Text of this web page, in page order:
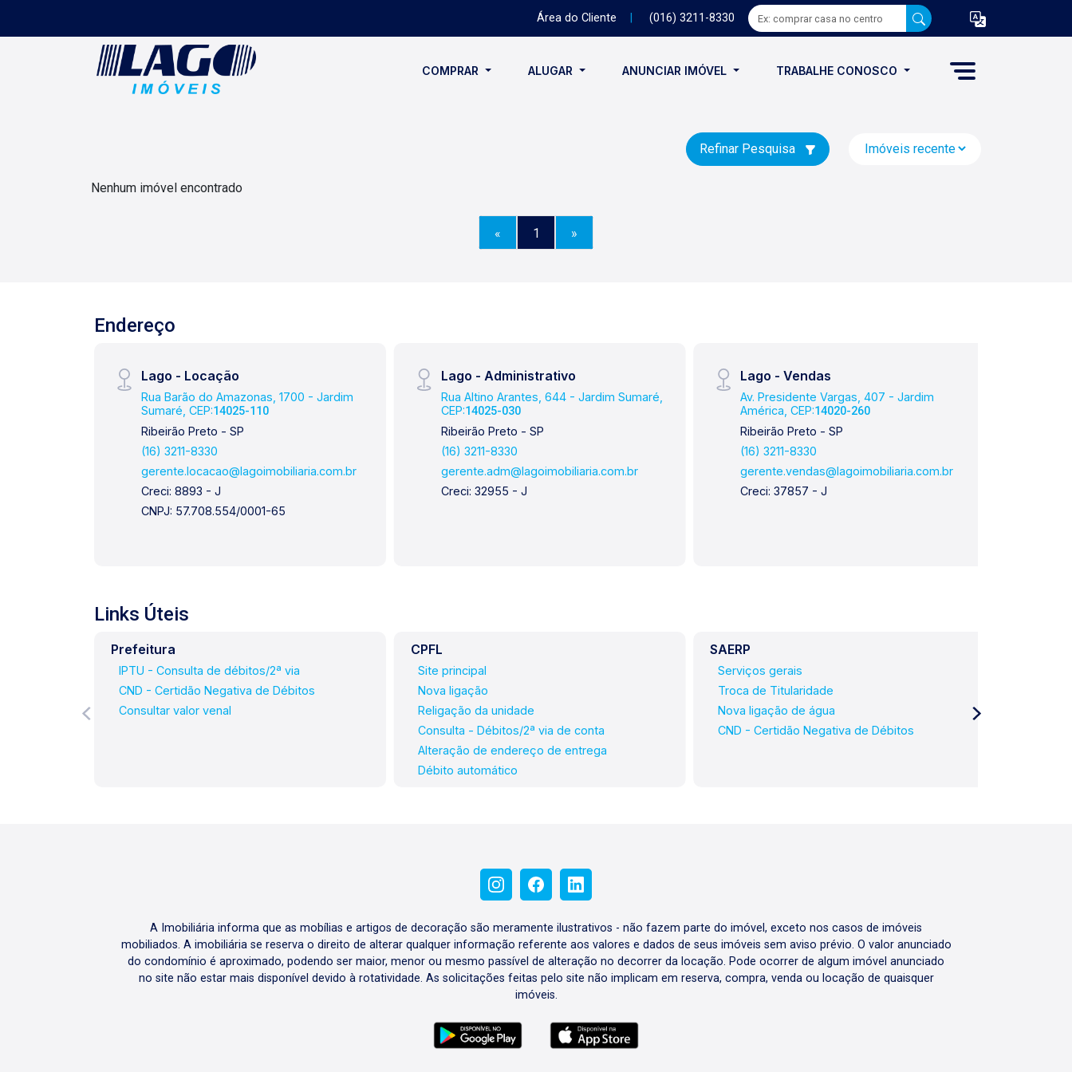
Área do Cliente (016) 3211-8330
COMPRAR ALUGAR ANUNCIAR IMÓVEL TRABALHE CONOSCO
Refinar Pesquisa
Nenhum imóvel encontrado
« 1 »
Endereço
Lago - Locação
Rua Barão do Amazonas, 1700 - Jardim
Sumaré, CEP:14025-110
Ribeirão Preto - SP
(16) 3211-8330
gerente.locacao@lagoimobiliaria.com.br
Creci: 8893 - J
CNPJ: 57.708.554/0001-65
Lago - Administrativo
Rua Altino Arantes, 644 - Jardim Sumaré,
CEP:14025-030
Ribeirão Preto - SP
(16) 3211-8330
gerente.adm@lagoimobiliaria.com.br
Creci: 32955 - J
Lago - Vendas
Av. Presidente Vargas, 407 - Jardim
América, CEP:14020-260
Ribeirão Preto - SP
(16) 3211-8330
gerente.vendas@lagoimobiliaria.com.br
Creci: 37857 - J
Links Úteis
Prefeitura
IPTU - Consulta de débitos/2ª via
CND - Certidão Negativa de Débitos
Consultar valor venal
CPFL
Site principal
Nova ligação
Religação da unidade
Consulta - Débitos/2ª via de conta
Alteração de endereço de entrega
Débito automático
SAERP
Serviços gerais
Troca de Titularidade
Nova ligação de água
CND - Certidão Negativa de Débitos
A Imobiliária informa que as mobílias e artigos de decoração são meramente ilustrativos - não fazem parte do imóvel, exceto nos casos de imóveis
mobiliados. A imobiliária se reserva o direito de alterar qualquer informação referente aos valores e dados de seus imóveis sem aviso prévio. O valor anunciado
do condomínio é aproximado, podendo ser maior, menor ou mesmo passível de alteração no decorrer da locação. Pode ocorrer de algum imóvel anunciado
no site não estar mais disponível devido à rotatividade. As solicitações feitas pelo site não implicam em reserva, compra, venda ou locação de quaisquer
imóveis.